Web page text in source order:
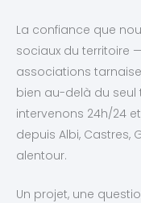
La confiance que
sociaux du territoire
associations
bien au-delà du seul
intervenons 24h/24
depuis Albi, Castres,
alentour.
Un projet, une